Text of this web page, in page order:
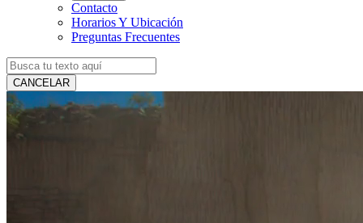
Contacto
Horarios Y Ubicación
Preguntas Frecuentes
CANCELAR